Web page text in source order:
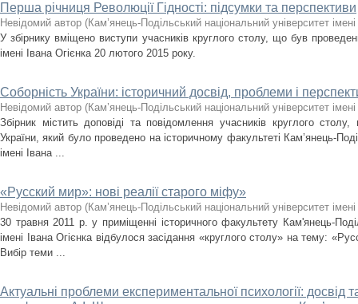
Перша річниця Революції Гідності: підсумки та перспективи
Невідомий автор (Кам’янець-Подільський національний університет
У збірнику вміщено виступи учасників круглого столу, що був
імені Івана Огієнка 20 лютого 2015 року.
Соборність України: історичний досвід, проблеми і
Невідомий автор (Кам’янець-Подільський національний університет
Збірник містить доповіді та повідомлення учасників круглого
України, який було проведено на історичному факультеті Кам’янець-
імені Івана ...
«Русский мир»: нові реалії старого міфу»
Невідомий автор (Кам’янець-Подільський національний університет
30 травня 2011 р. у приміщенні історичного факультету Кам'янець-
імені Івана Огієнка відбулося засідання «круглого столу» на тему:
Вибір теми ...
Актуальні проблеми експериментальної психології: досвід